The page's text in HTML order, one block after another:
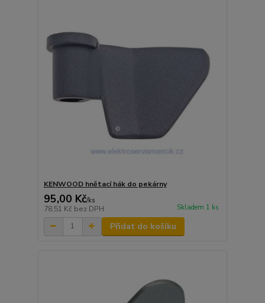
KENWOOD hnětací hák do pekárny
95,00 Kč/ks
78,51 Kč bez DPH Skladem 1 ks
Přidat do košíku